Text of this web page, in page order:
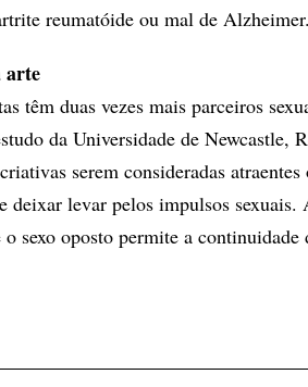
reumatóide ou mal de Alzheimer.
arte
têm duas vezes mais parceiros
da Universidade de Newcastle,
serem consideradas
deixar levar pelos impulsos sexuais.
o sexo oposto permite a continuidade